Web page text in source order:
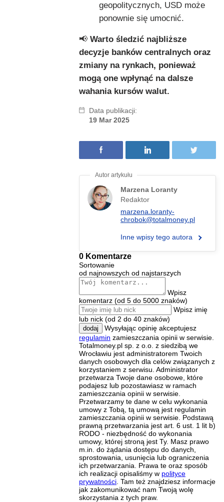
geopolitycznych, USD może
ponownie się umocnić.
📢 Warto śledzić najbliższe
decyzje banków centralnych oraz
zmiany na rynkach, ponieważ
mogą one wpłynąć na dalsze
wahania kursów walut.
Data publikacji:
19 Mar 2025
Marzena Loranty
Redaktor
marzena.loranty-
chrobok@totalmoney.pl
Inne wpisy tego autora
0 Komentarze
Sortowanie
od najnowszych od najstarszych
Wpisz
komentarz (od 5 do 5000 znaków)
Wpisz imię
lub nick (od 2 do 40 znaków)
dodaj
Wysyłając opinię akceptujesz
regulamin zamieszczania opinii w serwisie.
Totalmoney.pl sp. z o.o. z siedzibą we
Wrocławiu jest administratorem Twoich
danych osobowych dla celów związanych z
korzystaniem z serwisu. Administrator
przetwarza Twoje dane osobowe, które
podajesz lub pozostawiasz w ramach
zamieszczania opinii w serwisie.
Przetwarzamy te dane w celu wykonania
umowy z Tobą, tą umową jest regulamin
zamieszczania opinii w serwisie. Podstawą
prawną przetwarzania jest art. 6 ust. 1 lit b)
RODO - niezbędność do wykonania
umowy, której stroną jest Ty. Masz prawo
m.in. do żądania dostępu do danych,
sprostowania, usunięcia lub ograniczenia
ich przetwarzania. Prawa te oraz sposób
ich realizacji opisaliśmy w polityce
prywatności . Tam też znajdziesz informacje
jak zakomunikować nam Twoją wolę
skorzystania z tych praw.